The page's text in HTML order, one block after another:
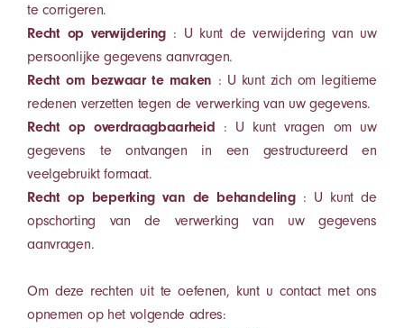
te corrigeren.
Recht op verwijdering : U kunt de verwijdering van uw
persoonlijke gegevens aanvragen.
Recht om bezwaar te maken : U kunt zich om legitieme
redenen verzetten tegen de verwerking van uw gegevens.
Recht op overdraagbaarheid : U kunt vragen om uw
gegevens te ontvangen in een gestructureerd en
veelgebruikt formaat.
Recht op beperking van de behandeling: U kunt de
opschorting van de verwerking van uw gegevens
aanvragen.
Om deze rechten uit te oefenen, kunt u contact met ons
opnemen op het volgende adres: